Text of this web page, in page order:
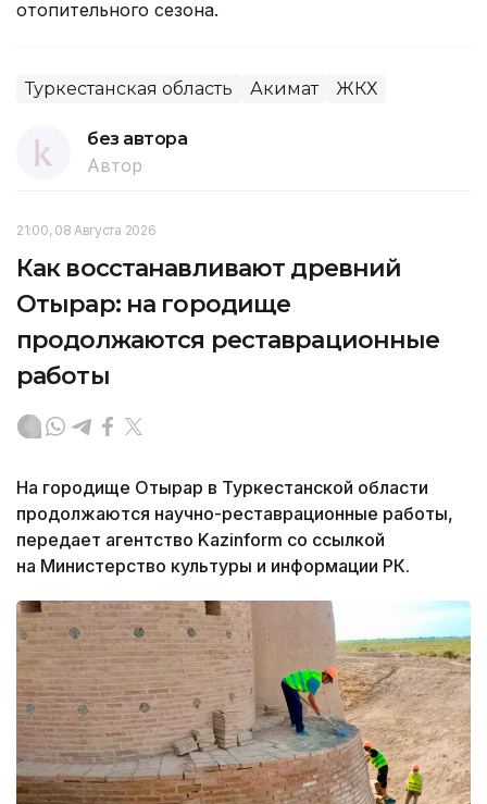
отопительного сезона.
Туркестанская область Акимат ЖКХ
без автора
Автор
21:00, 08 Августа 2026
Как восстанавливают древний
Отырар: на городище
продолжаются реставрационные
работы
На городище Отырар в Туркестанской области
продолжаются научно-реставрационные работы,
передает агентство Kazinform со ссылкой
на Министерство культуры и информации РК.